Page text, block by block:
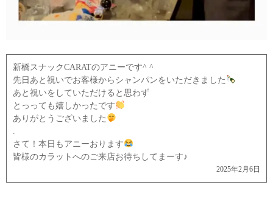
新橋スナックCARATのアニーです^ ^
先日あと祝いでお客様からシャンパンをいただきました
あと祝いをしていただけると思わず
とっっても嬉しかったです
ありがとうございました
さて！本日もアニーおります
皆様のカラットへのご来店お待ちしてまーす♪
2025年2月6日